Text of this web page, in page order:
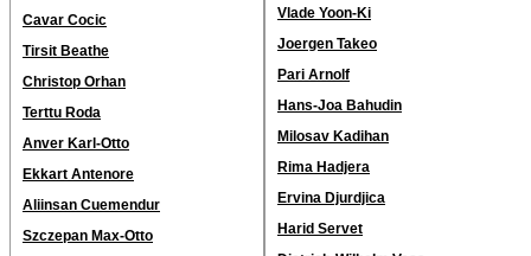
Cavar Cocic
Tirsit Beathe
Christop Orhan
Terttu Roda
Anver Karl-Otto
Ekkart Antenore
Aliinsan Cuemendur
Szczepan Max-Otto
Vlade Yoon-Ki
Joergen Takeo
Pari Arnolf
Hans-Joa Bahudin
Milosav Kadihan
Rima Hadjera
Ervina Djurdjica
Harid Servet